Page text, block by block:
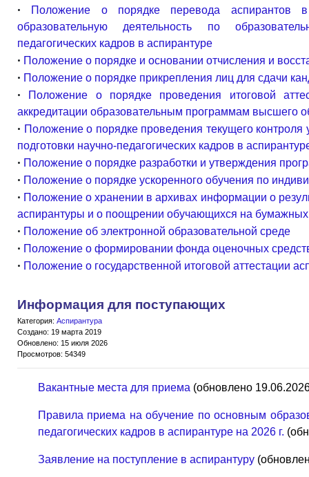
•
Положение о порядке перевода аспирантов
образовательную деятельность по
педагогических кадров в аспирантуре
• Положение о порядке и основании отчисления и
• Положение о порядке прикрепления лиц для сдачи
•
Положение о порядке проведения итоговой
аккредитации образовательным программам высшего
• Положение о порядке проведения текущего
подготовки научно-педагогических кадров в
• Положение о порядке разработки и утверждения
• Положение о порядке ускоренного обучения по
• Положение о хранении в архивах информации о
аспирантуры и о поощрении обучающихся на бумажных
• Положение об электронной образовательной среде
• Положение о формировании фонда оценочных
• Положение о государственной итоговой аттестации
Информация для поступающих
Категория: Аспирантура
Создано: 19 марта 2019
Обновлено: 15 июля 2026
Просмотров: 54349
Вакантные места для приема (обновлено
Правила приема на обучение по основным
педагогических кадров в аспирантуре на 2026 г.
Заявление на поступление в аспирантуру